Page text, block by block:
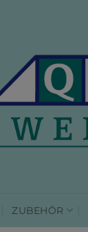
ZUBEHÖR